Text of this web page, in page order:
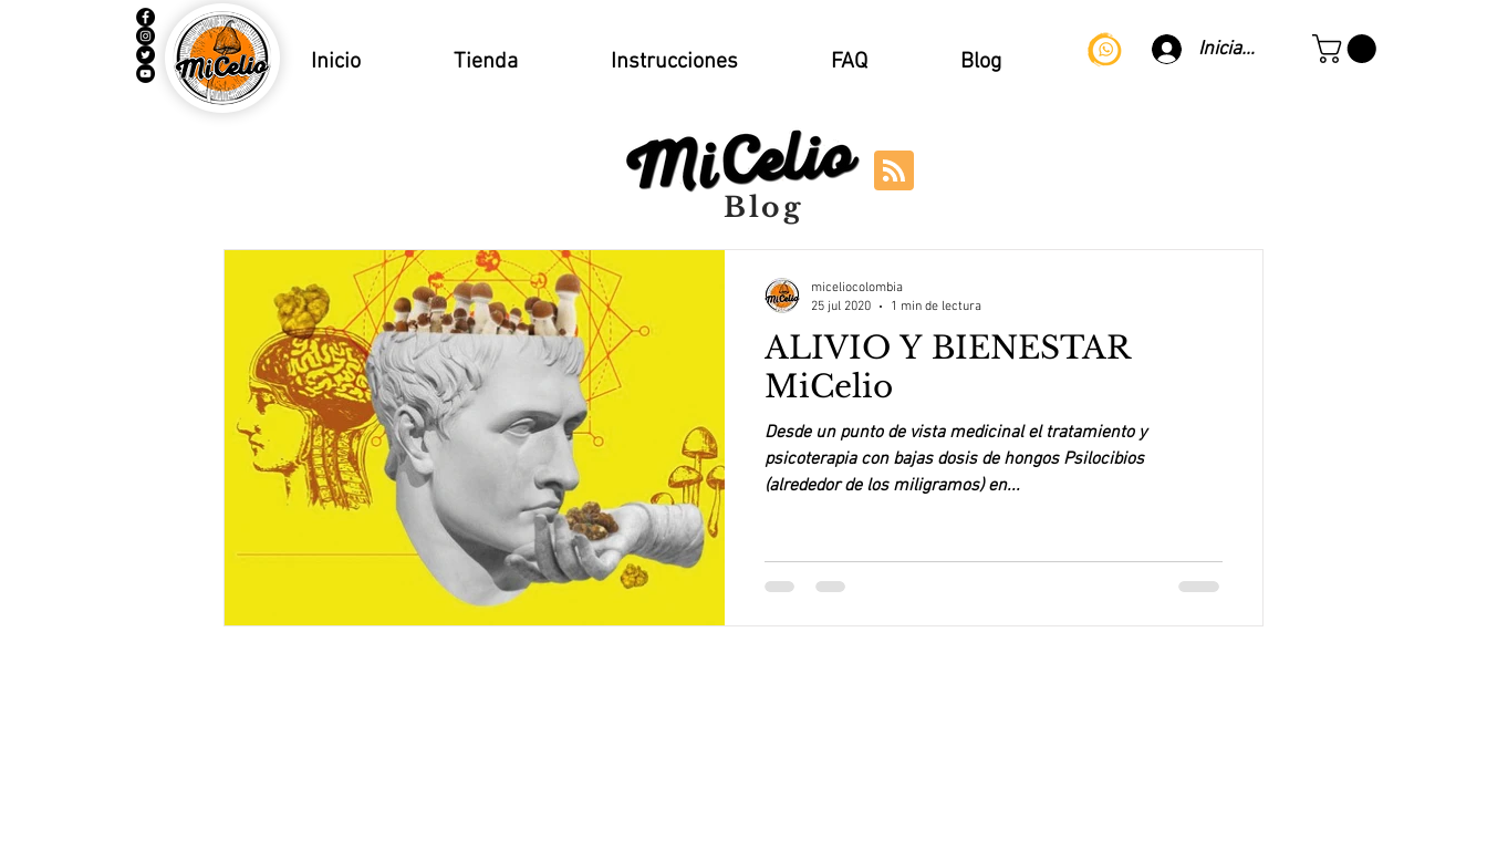
Inicio Tienda Instrucciones FAQ Blog Iniciar sesión
Blog
ALIVIO Y BIENESTAR
MiCelio
Desde un punto de vista medicinal el tratamiento y
psicoterapia con bajas dosis de hongos Psilocibios
(alrededor de los miligramos) en...
miceliocolombia
25 jul 2020
1 min de lectura